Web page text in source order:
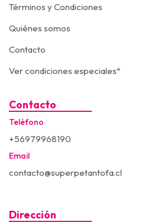
Términos y Condiciones
Quiénes somos
Contacto
Ver condiciones especiales*
Contacto
Teléfono
+56979968190
Email
contacto@superpetantofa.cl
Dirección